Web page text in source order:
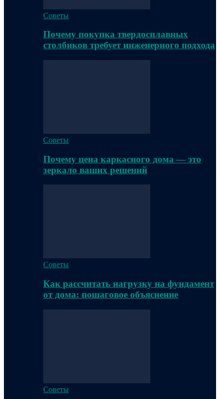
Советы
Почему покупка твердосплавных
столбиков требует инженерного подхода
Советы
Почему цена каркасного дома — это
зеркало ваших решений
Советы
Как рассчитать нагрузку на фундамент
от дома: пошаговое объяснение
Советы